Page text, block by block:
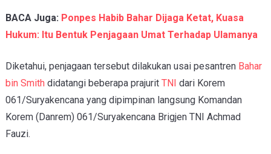
BACA Juga: Ponpes Habib Bahar Dijaga Ketat, Kuasa
Hukum: Itu Bentuk Penjagaan Umat Terhadap Ulamanya
Diketahui, penjagaan tersebut dilakukan usai pesantren Bahar
bin Smith didatangi beberapa prajurit TNI dari Korem
061/Suryakencana yang dipimpinan langsung Komandan
Korem (Danrem) 061/Suryakencana Brigjen TNI Achmad
Fauzi.